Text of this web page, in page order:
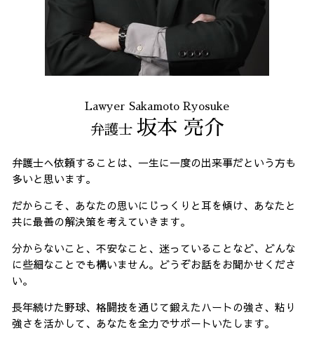
Lawyer Sakamoto Ryosuke
弁護士 坂本 亮介
弁護士へ依頼することは、一生に一度の出来事だという方も
多いと思います。
だからこそ、あなたの思いにじっくりと耳を傾け、あなたと
共に最善の解決策を考えていきます。
分からないこと、不安なこと、迷っていることなど、どんな
に些細なことでも構いません。どうぞお話をお聞かせくださ
い。
長年続けた野球、格闘技を通じて鍛えたハートの強さ、粘り
強さを活かして、あなたを全力でサポートいたします。